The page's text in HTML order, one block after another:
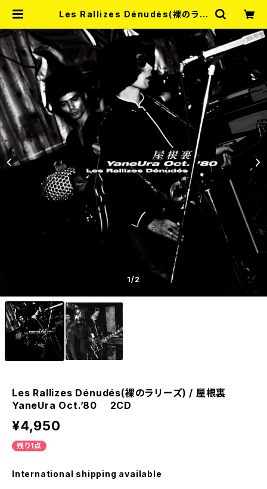
Les Rallizes Dénudés(裸のラリ
2CD | RECORD SHOP MISER
1/2
Les Rallizes Dénudés(裸のラリーズ) / 屋根裏
YaneUra Oct.’80 2CD
¥4,950
残り1点
International shipping available